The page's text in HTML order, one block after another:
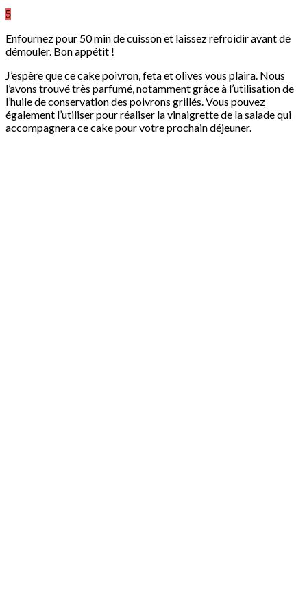
5
Enfournez pour 50 min de cuisson et laissez refroidir avant de
démouler. Bon appétit !
J’espère que ce cake poivron, feta et olives vous plaira. Nous
l’avons trouvé très parfumé, notamment grâce à l’utilisation de
l’huile de conservation des poivrons grillés. Vous pouvez
également l’utiliser pour réaliser la vinaigrette de la salade qui
accompagnera ce cake pour votre prochain déjeuner.